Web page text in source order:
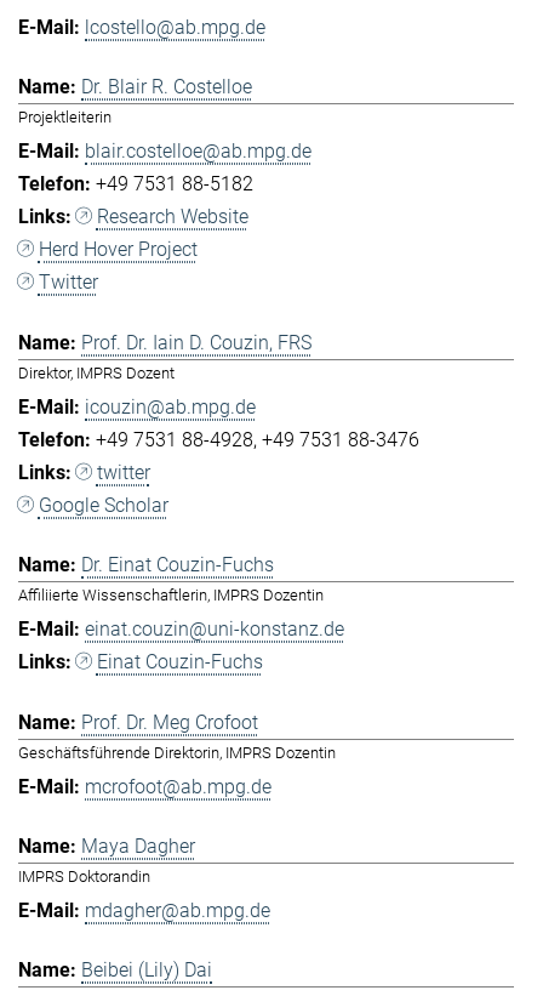
lcostello@ab.mpg.de
Dr. Blair R. Costelloe
Projektleiterin
blair.costelloe@ab.mpg.de
+49 7531 88-5182
Research Website
Herd Hover Project
Twitter
Prof. Dr. Iain D. Couzin, FRS
Direktor, IMPRS Dozent
icouzin@ab.mpg.de
+49 7531 88-4928 +49 7531 88-3476
twitter
Google Scholar
Dr. Einat Couzin-Fuchs
Affiliierte Wissenschaftlerin, IMPRS Dozentin
einat.couzin@uni-konstanz.de
Einat Couzin-Fuchs
Prof. Dr. Meg Crofoot
Geschäftsführende Direktorin, IMPRS Dozentin
mcrofoot@ab.mpg.de
Maya Dagher
IMPRS Doktorandin
mdagher@ab.mpg.de
Beibei (Lily) Dai